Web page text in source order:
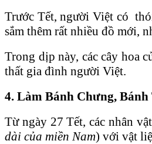
Trước Tết, người Việt có
sắm thêm rất nhiều đồ mới,
Trong dịp này, các cây hoa
thất gia đình người Việt.
4. Làm Bánh Chưng, Bánh
Từ ngày 27 Tết, các nhân
dài của miền Nam) với vật